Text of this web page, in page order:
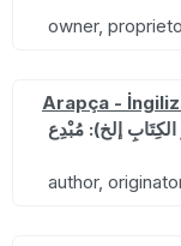
owner,
Arapça -
إلخ): مُبْدِع
author,